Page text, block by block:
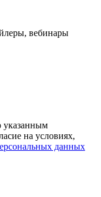
вебинары
указанным
на условиях,
данных